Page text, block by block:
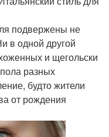
подвержены не
в одной другой
и щегольски
разных
будто жители
от рождения